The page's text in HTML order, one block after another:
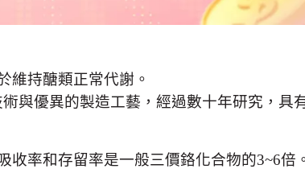
維持醣類正常代謝。
與優異的製造工藝，經過數十年研究，具
收率和存留率是一般三價鉻化合物的3~6倍